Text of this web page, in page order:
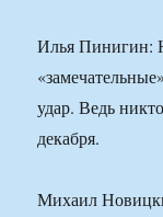
Илья Пинигин:
удар. Ведь
декабря.
Михаил